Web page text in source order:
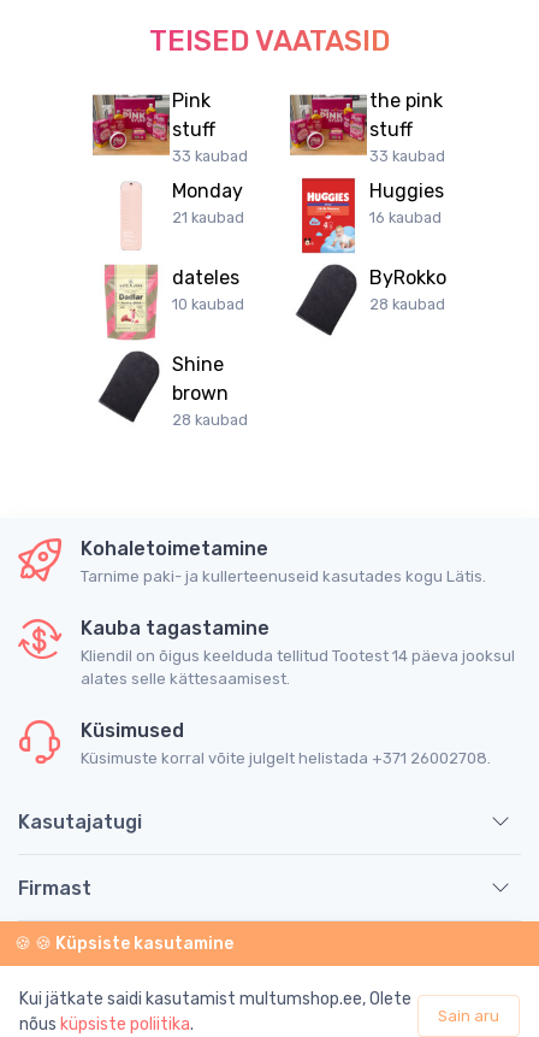
TEISED VAATASID
Pink
stuff
33 kaubad
the pink
stuff
33 kaubad
Monday
21 kaubad
Huggies
16 kaubad
dateles
10 kaubad
ByRokko
28 kaubad
Shine
brown
28 kaubad
Kohaletoimetamine
Tarnime paki- ja kullerteenuseid kasutades kogu Lätis.
Kauba tagastamine
Kliendil on õigus keelduda tellitud Tootest 14 päeva jooksul
alates selle kättesaamisest.
Küsimused
Küsimuste korral võite julgelt helistada +371 26002708.
Kasutajatugi
Firmast
Teave
© 2026 SIA "Multum". Kõik õigused kaitstud.
🍪 🍪 Küpsiste kasutamine
Kui jätkate saidi kasutamist multumshop.ee, Olete
nõus küpsiste poliitika. Sain aru